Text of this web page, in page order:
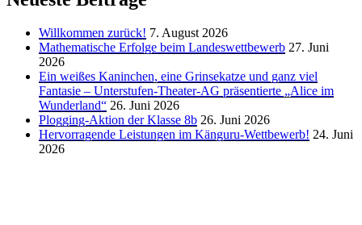
Willkommen zurück! 7. August 2026
Mathematische Erfolge beim Landeswettbewerb 27. Juni
2026
Ein weißes Kaninchen, eine Grinsekatze und ganz viel
Fantasie – Unterstufen-Theater-AG präsentierte „Alice im
Wunderland“ 26. Juni 2026
Plogging-Aktion der Klasse 8b 26. Juni 2026
Hervorragende Leistungen im Känguru-Wettbewerb! 24. Juni
2026